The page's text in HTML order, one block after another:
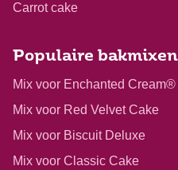
Carrot cake
Populaire bakmixen
Mix voor Enchanted Cream®
Mix voor Red Velvet Cake
Mix voor Biscuit Deluxe
Mix voor Classic Cake